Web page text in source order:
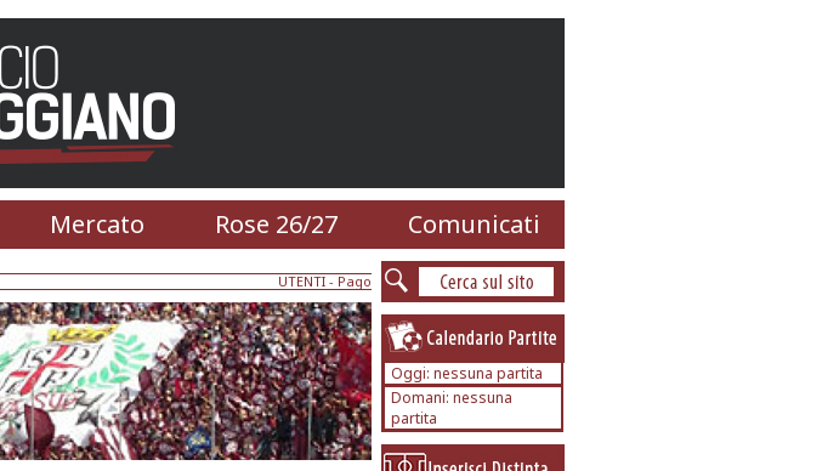
Mercato Rose 26/27 Comunicati
UTENTI - Pago
Oggi: nessuna partita
Domani: nessuna
partita